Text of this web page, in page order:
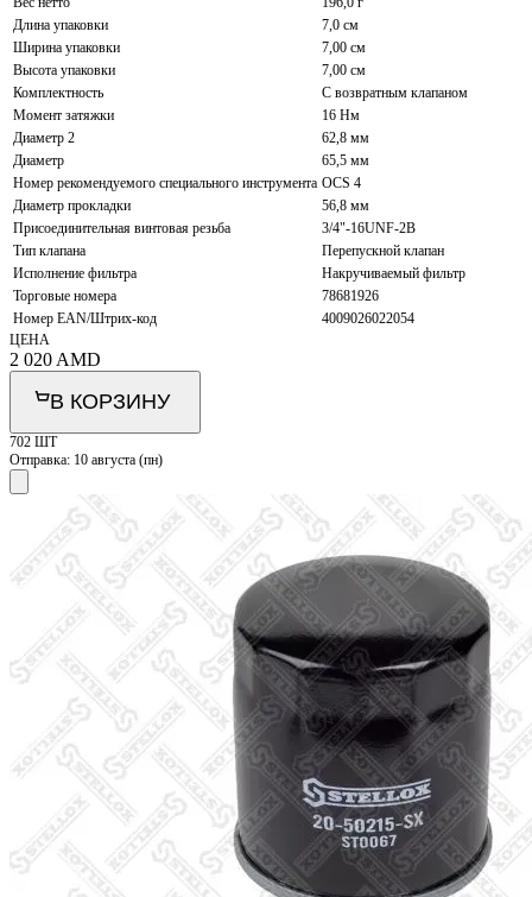
Длина упаковки
7,0 см
Ширина упаковки
7,00 см
Высота упаковки
7,00 см
Комплектность
С возвратным клапаном
Момент затяжки
16 Нм
Диаметр 2
62,8 мм
Диаметр
65,5 мм
Номер рекомендуемого специального инструмента OCS 4
Диаметр прокладки
56,8 мм
Присоединительная винтовая резьба
3/4"-16UNF-2B
Тип клапана
Перепускной клапан
Исполнение фильтра
Накручиваемый фильтр
Торговые номера
78681926
Номер EAN/Штрих-код
4009026022054
ЦЕНА
2 020 AMD
В КОРЗИНУ
702 ШТ
Отправка: 10 августа (пн)